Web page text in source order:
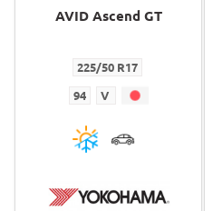
AVID Ascend GT
225/50 R17
94 V